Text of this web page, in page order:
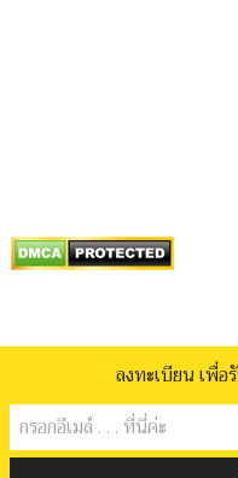
รับผลิต.com
กฎความเป็นส่วนตัว
ข้
ลงทะเบียน เพื่อ